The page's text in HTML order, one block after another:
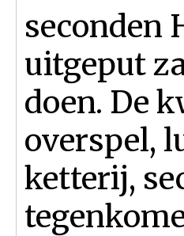
seconden
uitgeput
doen. De
overspel,
ketterij,